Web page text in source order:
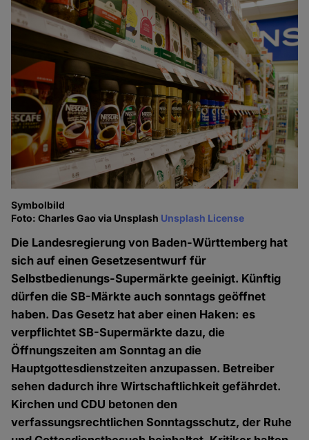
Symbolbild
Foto: Charles Gao via Unsplash Unsplash License
Die Landesregierung von Baden-Württemberg hat
sich auf einen Gesetzesentwurf für
Selbstbedienungs-Supermärkte geeinigt. Künftig
dürfen die SB-Märkte auch sonntags geöffnet
haben. Das Gesetz hat aber einen Haken: es
verpflichtet SB-Supermärkte dazu, die
Öffnungszeiten am Sonntag an die
Hauptgottesdienstzeiten anzupassen. Betreiber
sehen dadurch ihre Wirtschaftlichkeit gefährdet.
Kirchen und CDU betonen den
verfassungsrechtlichen Sonntagsschutz, der Ruhe